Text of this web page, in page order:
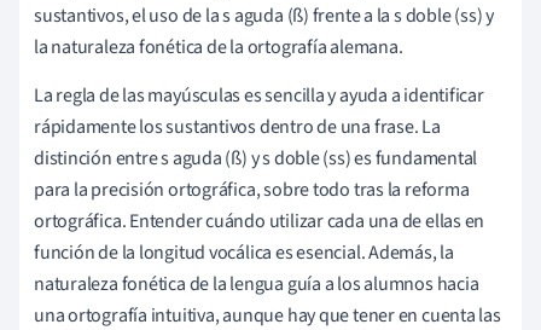
sustantivos, el uso de la s aguda (ß) frente a la s doble (ss) y
la naturaleza fonética de la ortografía alemana.
La regla de las mayúsculas es sencilla y ayuda a identificar
rápidamente los sustantivos dentro de una frase. La
distinción entre s aguda (ß) y s doble (ss) es fundamental
para la precisión ortográfica, sobre todo tras la reforma
ortográfica. Entender cuándo utilizar cada una de ellas en
función de la longitud vocálica es esencial. Además, la
naturaleza fonética de la lengua guía a los alumnos hacia
una ortografía intuitiva, aunque hay que tener en cuenta las